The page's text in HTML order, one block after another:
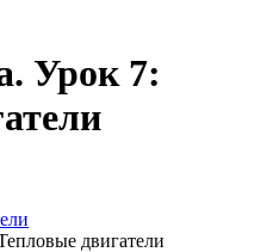
Урок 7:
двигатели